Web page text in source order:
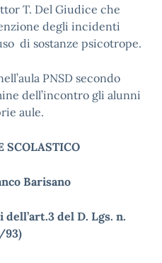
T. Del Giudice che
degli incidenti
di sostanze psicotrope.
PNSD secondo
dell’incontro gli alunni
aule.
SCOLASTICO
Barisano
dell’art.3 del D. Lgs. n.
93)